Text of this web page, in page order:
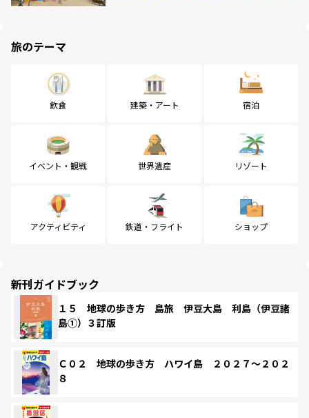
旅のテーマ
飲食 建築・アート 宿泊
イベント・観戦 世界遺産 リゾート
アクティビティ 鉄道・フライト ショップ
新刊ガイドブック
１５ 地球の歩き方 島旅 伊豆大島 利島（伊豆諸
島①）３訂版
Ｃ０２ 地球の歩き方 ハワイ島 ２０２７～２０２
８